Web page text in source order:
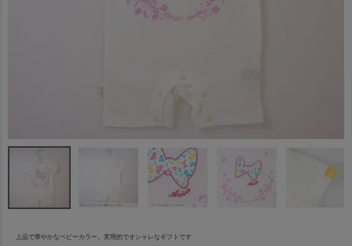
上品で華やかなベビーカラー。実用的でオシャレなギフトです